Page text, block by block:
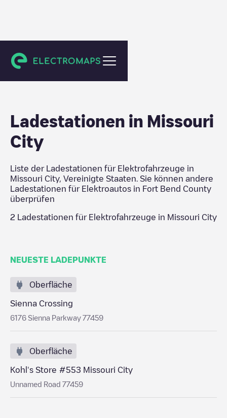
Fort Bend County
Ladestationen in Missouri
City
Liste der Ladestationen für Elektrofahrzeuge in
Missouri City, Vereinigte Staaten . Sie können andere
Ladestationen für Elektroautos in Fort Bend County
überprüfen
2 Ladestationen für Elektrofahrzeuge in Missouri City
NEUESTE LADEPUNKTE
Oberfläche
Sienna Crossing
6176 Sienna Parkway 77459
Oberfläche
Kohl's Store #553 Missouri City
Unnamed Road 77459